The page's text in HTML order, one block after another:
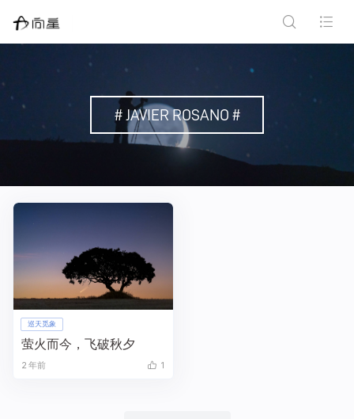
# JAVIER ROSANO #
巡天觅象
萤火而今，飞破秋夕
2 年前 1